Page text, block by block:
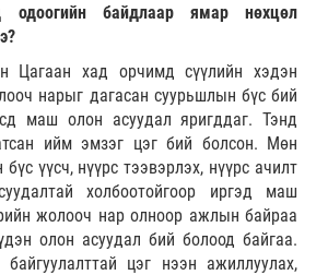
байдлаар ямар нөхцөл
Цагаан хад орчимд сүүлийн хэдэн
нарыг дагасан суурьшлын бүс бий
маш олон асуудал яригддаг. Тэнд
ийм эмзэг цэг бий болсон. Мөн
үүсч, нүүрс тээвэрлэх, нүүрс ачилт
холбоотойгоор иргэд маш
жолооч нар олноор ажлын байраа
олон асуудал бий болоод байгаа.
байгуулалттай цэг нээн ажиллуулах,